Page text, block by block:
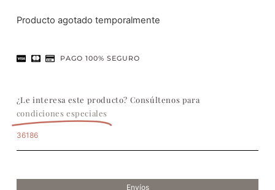
Producto agotado temporalmente
PAGO 100% SEGURO
¿Le interesa este producto? Consúltenos para
condiciones especiales
36186
Envíos